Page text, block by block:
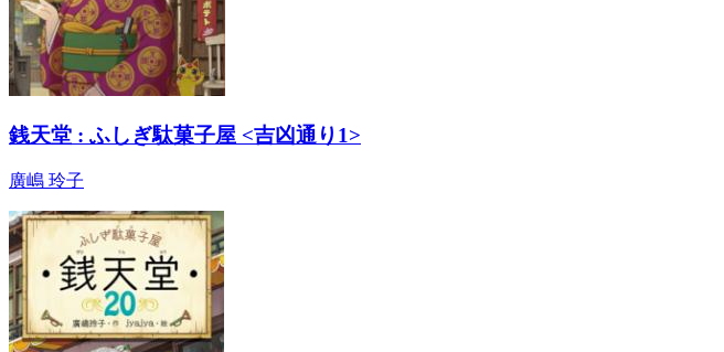
銭天堂 : ふしぎ駄菓子屋 <吉凶通り1>
廣嶋 玲子